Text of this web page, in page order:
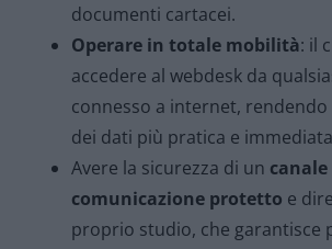
documenti cartacei.
Operare in totale mobilità: il
accedere al webdesk da
connesso a internet, rendendo
dei dati più pratica e
Avere la sicurezza di un canale
comunicazione protetto e
proprio studio, che garantisce